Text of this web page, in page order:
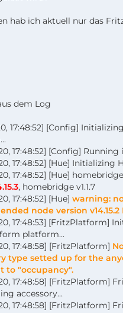
hab ich aktuell nur das
dem Log
17:48:52] [Config]
17:48:52] [Config]
17:48:52] [Hue] Initializing
17:48:52] [Hue]
, homebridge v1.1.7
17:48:52] [Hue] warning:
node version v14.15.2
17:48:53] [FritzPlatform]
platform...
17:48:58] [FritzPlatform]
type setted up for the
to "occupancy".
17:48:58] [FritzPlatform]
accessory...
17:48:58] [FritzPlatform]